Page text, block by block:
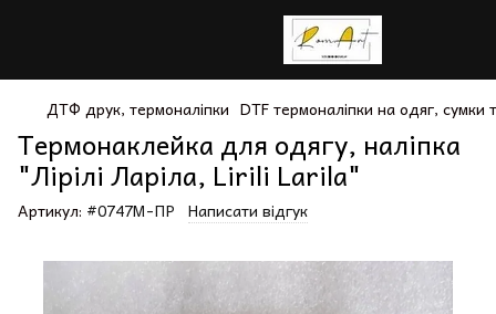
ДТФ друк, термоналіпки DTF термоналіпки на одяг, сумки
Термонаклейка для одягу, наліпка
"Лірілі Ларіла, Lirili Larila"
Артикул: #0747М-ПР Написати відгук